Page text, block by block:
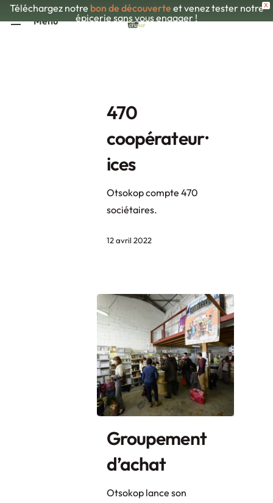
X
Téléchargez notre bon de découverte et venez tester notre
épicerie sans vous engager !
Skip
to
Menu
470
coopérateur⸱
ices
Otsokop compte 470
sociétaires.
12 avril 2022
Groupement
d’achat
Otsokop lance son